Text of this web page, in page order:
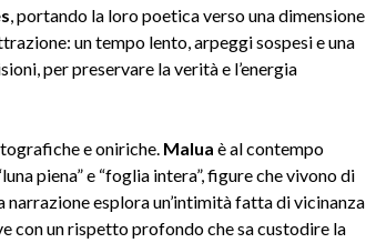
, portando la loro poetica verso una dimensione
un tempo lento, arpeggi sospesi e una
per preservare la verità e l’energia
e oniriche. Malua è al contempo
piena” e “foglia intera”, figure che vivono di
esplora un’intimità fatta di vicinanza
con un rispetto profondo che sa custodire la